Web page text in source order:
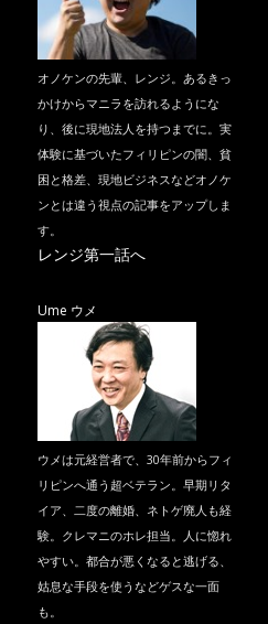
オノケンの先輩、レンジ。あるきっ
かけからマニラを訪れるようにな
り、後に現地法人を持つまでに。実
体験に基づいたフィリピンの闇、貧
困と格差、現地ビジネスなどオノケ
ンとは違う視点の記事をアップしま
す。
レンジ第一話へ
Ume ウメ
ウメは元経営者で、30年前からフィ
リピンへ通う超ベテラン。早期リタ
イア、二度の離婚、ネトゲ廃人も経
験。クレマニのホレ担当。人に惚れ
やすい。都合が悪くなると逃げる、
姑息な手段を使うなどゲスな一面
も。